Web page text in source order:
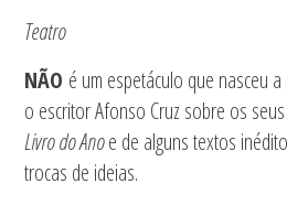
Teatro
NÃO é um espetáculo que nasceu
o escritor Afonso Cruz sobre os
Livro do Anoe de alguns textos
trocas de ideias.